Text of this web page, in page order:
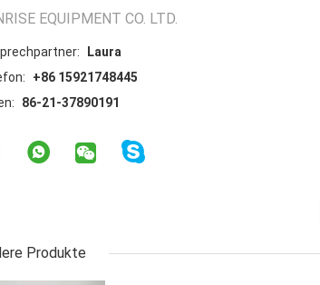
EQUIPMENT CO. LTD.
Laura
+86 15921748445
86-21-37890191
Produkte